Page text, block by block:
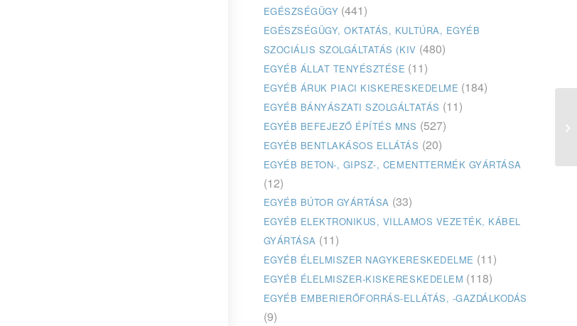
EGÉSZSÉGÜGY (441)
EGÉSZSÉGÜGY, OKTATÁS, KULTÚRA, EGYÉB
SZOCIÁLIS SZOLGÁLTATÁS (KIV (480)
EGYÉB ÁLLAT TENYÉSZTÉSE (11)
EGYÉB ÁRUK PIACI KISKERESKEDELME (184)
EGYÉB BÁNYÁSZATI SZOLGÁLTATÁS (11)
EGYÉB BEFEJEZŐ ÉPÍTÉS MNS (527)
EGYÉB BENTLAKÁSOS ELLÁTÁS (20)
EGYÉB BETON-, GIPSZ-, CEMENTTERMÉK GYÁRTÁSA
(12)
EGYÉB BÚTOR GYÁRTÁSA (33)
EGYÉB ELEKTRONIKUS, VILLAMOS VEZETÉK, KÁBEL
GYÁRTÁSA (11)
EGYÉB ÉLELMISZER NAGYKERESKEDELME (11)
EGYÉB ÉLELMISZER-KISKERESKEDELEM (118)
EGYÉB EMBERIERŐFORRÁS-ELLÁTÁS, -GAZDÁLKODÁS
(9)